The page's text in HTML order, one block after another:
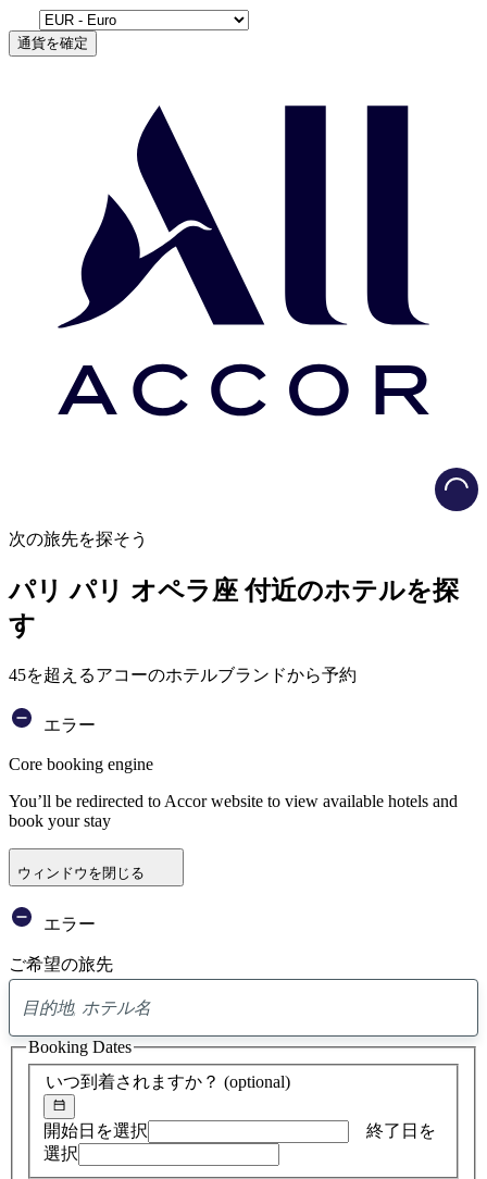
通貨を確定
次の旅先を探そう
パリ パリ オペラ座 付近のホテルを探
す
45を超えるアコーのホテルブランドから予約
エラー
Core booking engine
You’ll be redirected to Accor website to view available hotels and
book your stay
ウィンドウを閉じる
エラー
ご希望の旅先
ア
ド
バ
イ
検
索
いつ到着されますか？ (optional)
開始日を選択
終了日を
選択
Booking Dates